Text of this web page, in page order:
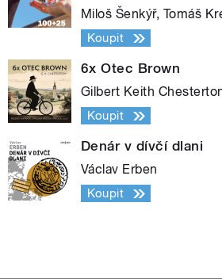
Miloš Šenkýř, Tomáš
Koupit
6x Otec Brown
Gilbert Keith
Koupit
Denár v dívčí dlani
Václav Erben
Koupit